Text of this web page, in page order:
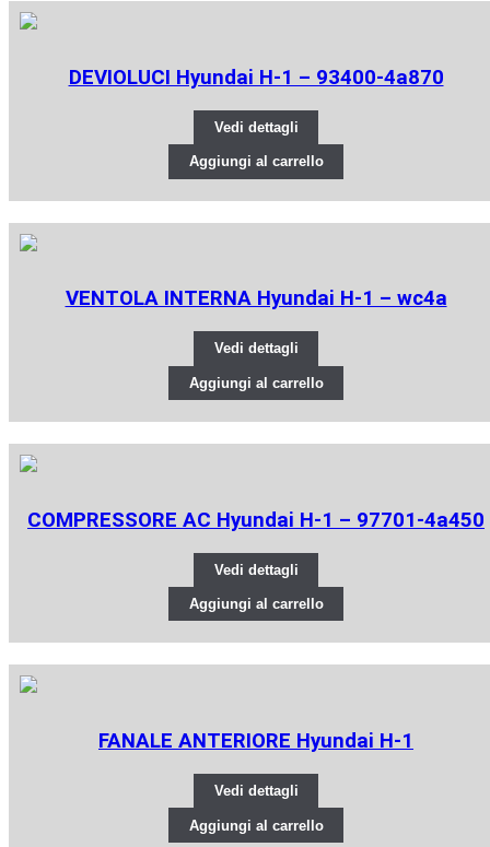
DEVIOLUCI Hyundai H-1 – 93400-4a870
Vedi dettagli
Aggiungi al carrello
VENTOLA INTERNA Hyundai H-1 – wc4a
Vedi dettagli
Aggiungi al carrello
COMPRESSORE AC Hyundai H-1 – 97701-4a450
Vedi dettagli
Aggiungi al carrello
FANALE ANTERIORE Hyundai H-1
Vedi dettagli
Aggiungi al carrello